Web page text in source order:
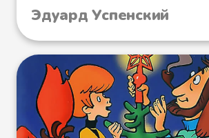
Эдуард Успенский